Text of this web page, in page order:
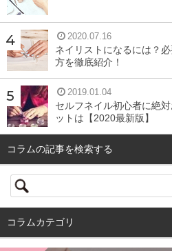
2020.07.16
ネイリストになるには？
方を徹底紹介！
2019.01.04
セルフネイル初心者に絶
ットは【2020最新版】
コラムの記事を検索する
コラムカテゴリ